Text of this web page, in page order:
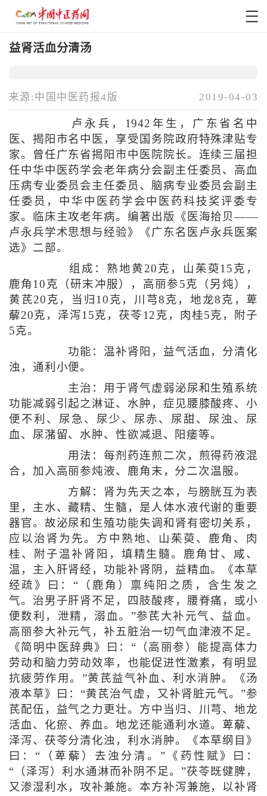
益肾活血分清汤
来源:中国中医药报4版 2019-04-03
卢永兵，1942年生，广东省名中
医、揭阳市名中医，享受国务院政府特殊津贴专
家。曾任广东省揭阳市中医院院长。连续三届担
任中华中医药学会老年病分会副主任委员、高血
压病专业委员会主任委员、脑病专业委员会副主
任委员，中华中医药学会中医药科技奖评委专
家。临床主攻老年病。编著出版《医海拾贝——
卢永兵学术思想与经验》《广东名医卢永兵医案
选》二部。
组成：熟地黄20克，山茱萸15克，
鹿角10克（研末冲服），高丽参5克（另炖），
黄芪20克，当归10克，川芎8克，地龙8克，萆
薢20克，泽泻15克，茯苓12克，肉桂5克，附子
5克。
功能：温补肾阳，益气活血，分清化
浊，通利小便。
主治：用于肾气虚弱泌尿和生殖系统
功能减弱引起之淋证、水肿，症见腰膝酸疼、小
便不利、尿急、尿少、尿赤、尿甜、尿浊、尿
血、尿潴留、水肿、性欲减退、阳痿等。
用法：每剂药连煎二次，煎得药液混
合，加入高丽参炖液、鹿角末，分二次温服。
方解：肾为先天之本，与膀胱互为表
里，主水、藏精、生髓，是人体水液代谢的重要
器官。故泌尿和生殖功能失调和肾有密切关系，
应以治肾为先。方中熟地、山茱萸、鹿角、肉
桂、附子温补肾阳，填精生髓。鹿角甘、咸、
温，主入肝肾经，功能补肾阴，益精血。《本草
经疏》曰：“（鹿角）禀纯阳之质，含生发之
气。治男子肝肾不足，四肢酸疼，腰脊痛，或小
便数利，泄精，溺血。”参芪大补元气、益血。
高丽参大补元气，补五脏治一切气血津液不足。
《简明中医辞典》曰：“（高丽参）能提高体力
劳动和脑力劳动效率，也能促进性激素，有明显
抗疲劳作用。”黄芪益气补血、利水消肿。《汤
液本草》曰：“黄芪治气虚，又补肾脏元气。”参
芪配伍，益气之力更壮。方中当归、川芎、地龙
活血、化瘀、养血。地龙还能通利水道。萆薢、
泽泻、茯苓分清化浊，利水消肿。《本草纲目》
曰：“（萆薢）去浊分清。”《药性赋》曰：
“（泽泻）利水通淋而补阴不足。”茯苓既健脾，
又渗湿利水，攻补兼施。本方补泻兼施，以补肾